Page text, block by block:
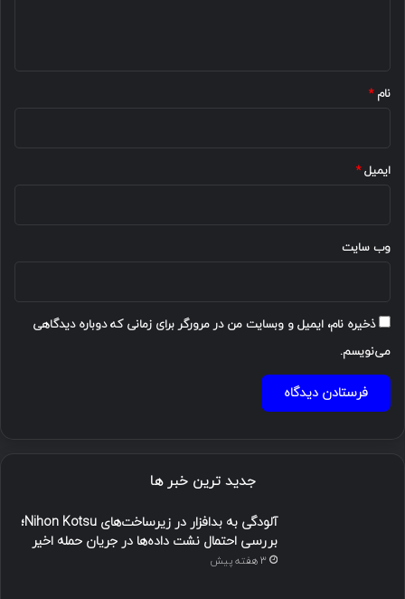
نام*
ایمیل*
وب‌ سایت
ذخیره نام، ایمیل و وبسایت من در مرورگر برای زمانی که دوباره دیدگاهی
می‌نویسم.
جدید ترین خبر ها
آلودگی به بدافزار در زیرساخت‌های Nihon Kotsu؛
بررسی احتمال نشت داده‌ها در جریان حمله اخیر
3 هفته پیش